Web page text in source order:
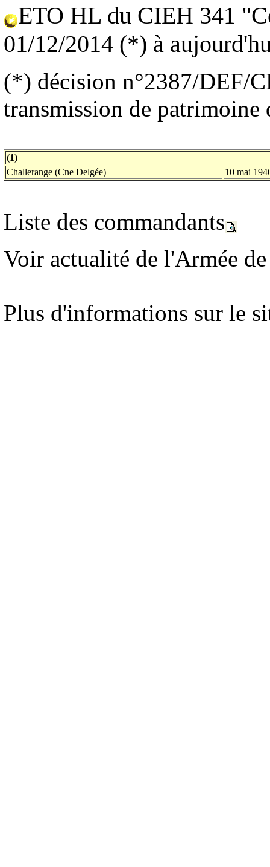
ETO HL du CIEH 341
01/12/2014 (*) à
(*) décision n°2387/DEF/
transmission de patrimoine
(1)
Challerange (Cne Delgée)
10 mai
Liste des commandants
Voir actualité de l'Armée
Plus d'informations sur le